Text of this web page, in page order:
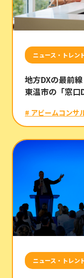
ニュース・トレン
地方DXの最前
東温市の「窓口
# アビームコンサ
ニュース・トレン